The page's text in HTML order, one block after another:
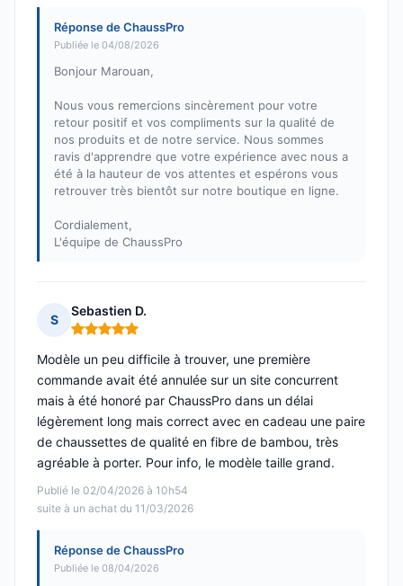
Réponse de ChaussPro
Publiée le 04/08/2026
Bonjour Marouan,
Nous vous remercions sincèrement pour votre
retour positif et vos compliments sur la qualité de
nos produits et de notre service. Nous sommes
ravis d'apprendre que votre expérience avec nous a
été à la hauteur de vos attentes et espérons vous
retrouver très bientôt sur notre boutique en ligne.
Cordialement,
L'équipe de ChaussPro
S
Sebastien D.
Note : 5 sur 5
Publié le 02/04/2026 à 10h54
suite à un achat du 11/03/2026
Modèle un peu difficile à trouver, une première
commande avait été annulée sur un site concurrent
mais à été honoré par ChaussPro dans un délai
légèrement long mais correct avec en cadeau une paire
de chaussettes de qualité en fibre de bambou, très
agréable à porter. Pour info, le modèle taille grand.
Réponse de ChaussPro
Publiée le 08/04/2026